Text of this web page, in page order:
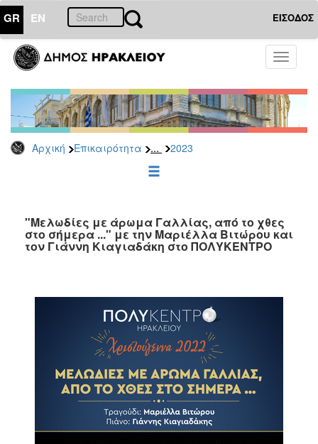
GR EN ΕΙΣΟΔΟΣ
Toggle
Αρχική Επικαιρότητα ... 2023
ΕΠΙΚΑΙΡΟΤΗΤΑ
Τύπου
Αρχείο
2026
2025
2022
2021
2015
2013
2011
"Μελωδίες με άρωμα Γαλλίας, από το χθες
στο σήμερα ..." με την Μαριέλλα Βιτώρου και
τον Γιάννη Κιαγιαδάκη στο ΠΟΛΥΚΕΝΤΡΟ